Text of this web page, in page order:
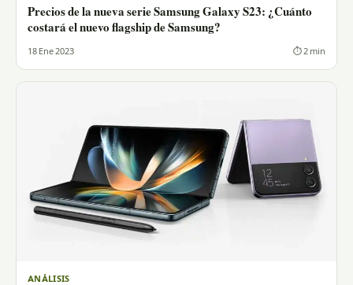
Precios de la nueva serie Samsung Galaxy S23: ¿Cuánto
costará el nuevo flagship de Samsung?
18 Ene 2023 ⏱ 2 min
ANÁLISIS